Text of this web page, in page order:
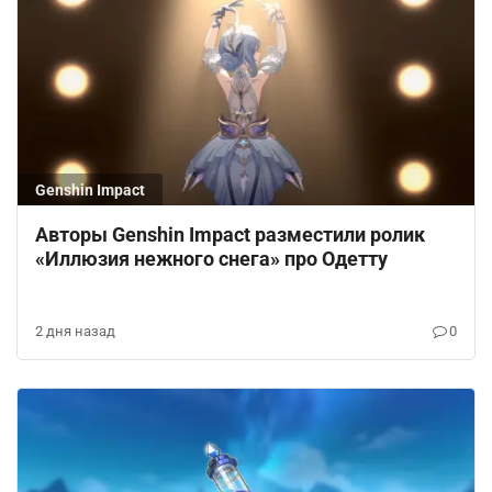
Развернуть ветку
30 августа 2022
Подскажите, пожалуйста, как вы в итоге
а то второй день мучаюсь, такая же
ситуация😞
Ответить
Развернуть ветку
Zorthrus [автор] 30 августа 2022
Я, как понял, там нужно с другой стороны
0
Ответить
Genshin Impact
Авторы Genshin Impact разместили ролик
«Иллюзия нежного снега» про Одетту
2 дня назад 0